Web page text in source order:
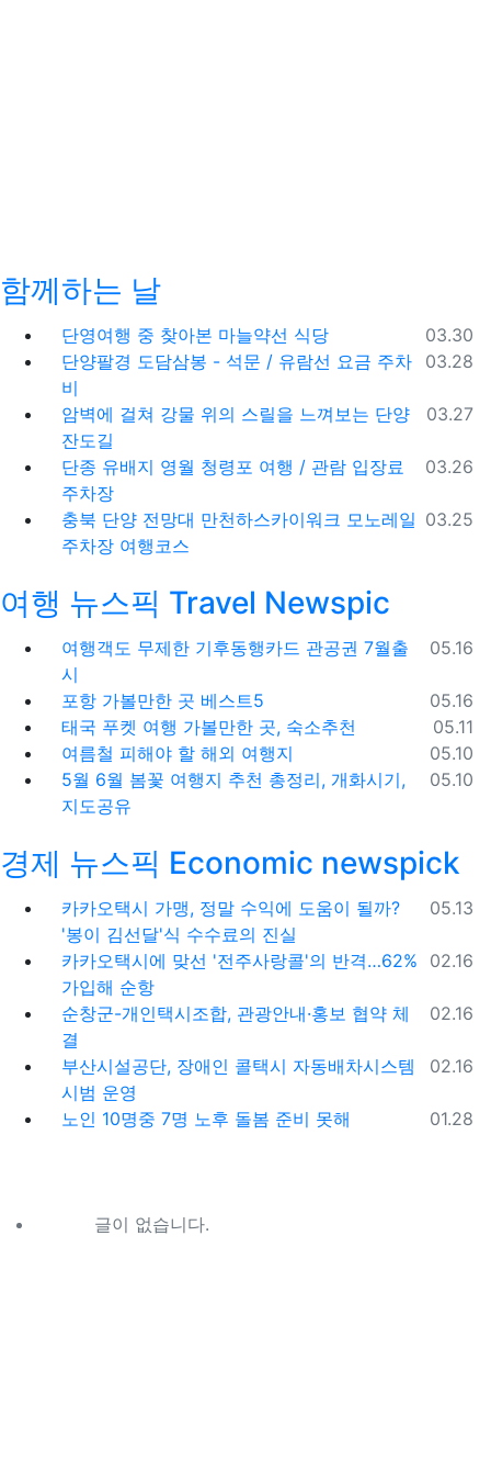
함께하는 날
등록일
03.30
단영여행 중 찾아본 마늘약선 식당
등록일
03.28
단양팔경 도담삼봉 - 석문 / 유람선 요금 주차
비
등록일
03.27
암벽에 걸쳐 강물 위의 스릴을 느껴보는 단양
잔도길
등록일
03.26
단종 유배지 영월 청령포 여행 / 관람 입장료
주차장
등록일
03.25
충북 단양 전망대 만천하스카이워크 모노레일
주차장 여행코스
여행 뉴스픽 Travel Newspic
등록일
05.16
여행객도 무제한 기후동행카드 관공권 7월출
시
등록일
05.16
포항 가볼만한 곳 베스트5
등록일
05.11
태국 푸켓 여행 가볼만한 곳, 숙소추천
등록일
05.10
여름철 피해야 할 해외 여행지
등록일
05.10
5월 6월 봄꽃 여행지 추천 총정리, 개화시기,
지도공유
경제 뉴스픽 Economic newspick
등록일
05.13
카카오택시 가맹, 정말 수익에 도움이 될까?
'봉이 김선달'식 수수료의 진실
등록일
02.16
카카오택시에 맞선 '전주사랑콜'의 반격…62%
가입해 순항
등록일
02.16
순창군-개인택시조합, 관광안내·홍보 협약 체
결
등록일
02.16
부산시설공단, 장애인 콜택시 자동배차시스템
시범 운영
등록일
01.28
노인 10명중 7명 노후 돌봄 준비 못해
글이 없습니다.